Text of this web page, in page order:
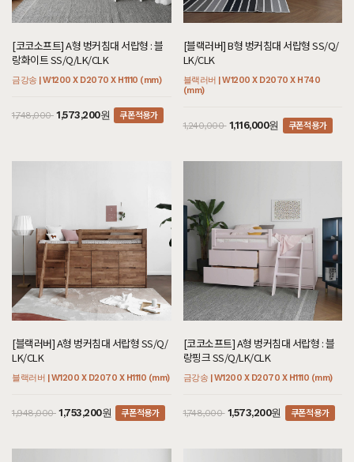
[코코소프트] A형 벙커침대 서랍형 : 블
랑화이트 SS/Q/LK/CLK
금강송 | W1200 X D2070 X H1110 (mm)
1,748,000 1,573,200원 쿠폰적용가
[블랙러버] B형 벙커침대 서랍형 SS/Q/
LK/CLK
블랙러버 | W1200 X D2070 X H740
(mm)
1,240,000 1,116,000원 쿠폰적용가
[블랙러버] A형 벙커침대 서랍형 SS/Q/
LK/CLK
블랙러버 | W1200 X D2070 X H1110 (mm)
1,948,000 1,753,200원 쿠폰적용가
[코코소프트] A형 벙커침대 서랍형 : 블
랑핑크 SS/Q/LK/CLK
금강송 | W1200 X D2070 X H1110 (mm)
1,748,000 1,573,200원 쿠폰적용가